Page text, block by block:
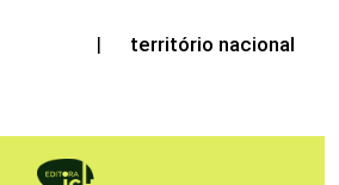
| território nacional